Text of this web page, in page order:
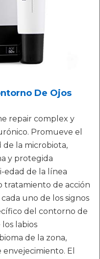
De Ojos
repair complex y
Promueve el
de la microbiota,
y protegida
edad de la línea
tratamiento de acción
uno de los signos
del contorno de
los labios
de la zona,
envejecimiento. El